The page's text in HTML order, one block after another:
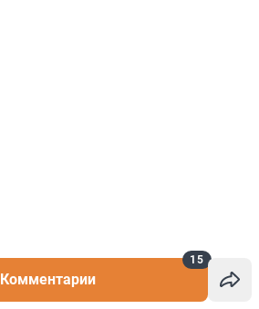
Комментарии
15